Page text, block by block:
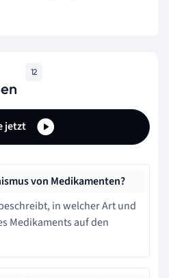
12
jetzt
von Medikamenten?
in welcher Art und
Medikaments auf den